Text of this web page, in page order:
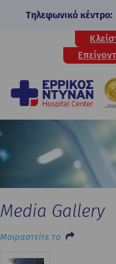
Τηλεφωνικό κέντρο:
Media Gallery
Μοιραστείτε το